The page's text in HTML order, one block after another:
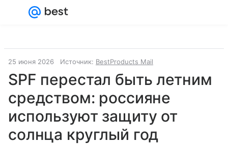
25 июня 2026 Источник: BestProducts Mail
SPF перестал быть летним
средством: россияне
используют защиту от
солнца круглый год